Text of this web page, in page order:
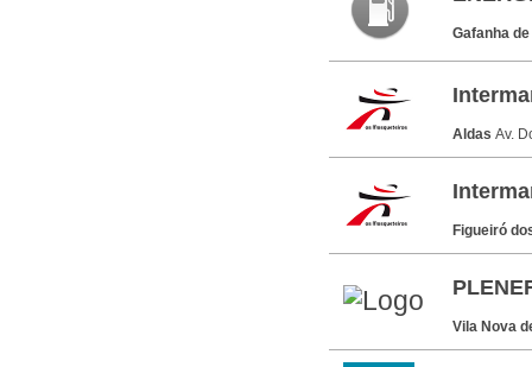
Gafanha
Aldas Av.
Figueiró
Vila Nova